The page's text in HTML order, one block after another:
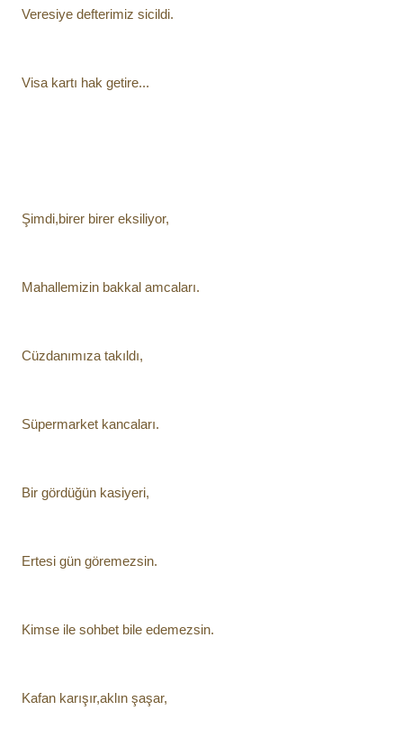
Veresiye defterimiz sicildi.
Visa kartı hak getire...
Şimdi,birer birer eksiliyor,
Mahallemizin bakkal amcaları.
Cüzdanımıza takıldı,
Süpermarket kancaları.
Bir gördüğün kasiyeri,
Ertesi gün göremezsin.
Kimse ile sohbet bile edemezsin.
Kafan karışır,aklın şaşar,